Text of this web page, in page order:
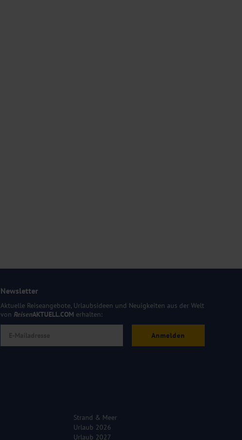
Newsletter
Aktuelle Reiseangebote, Urlaubsideen und Neuigkeiten aus der Welt
von ReisenAKTUELL.COM erhalten:
Anmelden
Strand & Meer
Urlaub 2026
Urlaub 2027